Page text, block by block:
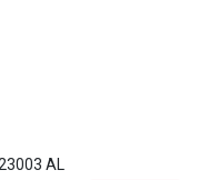
AL